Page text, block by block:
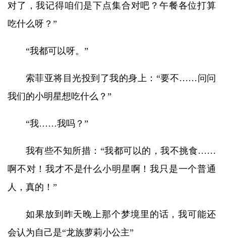
对了，我记得咱们是下点集合对吧？午餐各位打算
吃什么呀？”
“我都可以呀。”
索菲亚将目光投到了我的身上：“要不……问问
我们的小明星想吃什么？”
“我……我吗？”
我有些不知所措：“我都可以的，我不挑食……
啊不对！我才不是什么小明星啊！我只是一个普通
人，真的！”
如果放到昨天晚上那个梦境里的话，我可能还
会认为自己是“龙族萝莉小公主”